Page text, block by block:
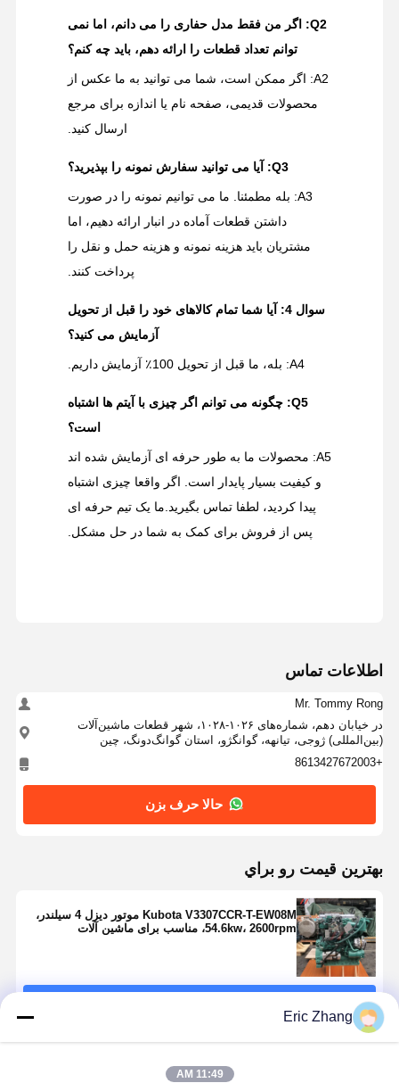
Q2: اگر من فقط مدل حفاری را می دانم، اما نمی
توانم تعداد قطعات را ارائه دهم، باید چه کنم؟
A2: اگر ممکن است، شما می توانید به ما عکس از
محصولات قدیمی، صفحه نام یا اندازه برای مرجع
ارسال کنید.
Q3: آیا می توانید سفارش نمونه را بپذیرید؟
A3: بله مطمئنا. ما می توانیم نمونه را در صورت
داشتن قطعات آماده در انبار ارائه دهیم، اما
مشتریان باید هزینه نمونه و هزینه حمل و نقل را
پرداخت کنند.
سوال 4: آیا شما تمام کالاهای خود را قبل از تحویل
آزمایش می کنید؟
A4: بله، ما قبل از تحویل 100٪ آزمایش داریم.
Q5: چگونه می توانم اگر چیزی با آیتم ها اشتباه
است؟
A5: محصولات ما به طور حرفه ای آزمایش شده اند
و کیفیت بسیار پایدار است. اگر واقعا چیزی اشتباه
پیدا کردید، لطفا تماس بگیرید.ما یک تیم حرفه ای
پس از فروش برای کمک به شما در حل مشکل.
اطلاعات تماس
Mr. Tommy Rong
در خیابان دهم، شماره‌های ۱۰۲۶-۱۰۲۸، شهر قطعات ماشین‌آلات
(بین‌المللی) ژوجی، تیانهه، گوانگژو، استان گوانگ‌دونگ، چین
+8613427672003
حالا حرف بزن
بهترين قيمت رو براي
Kubota V3307CCR-T-EW08M موتور دیزل 4 سیلندر،
54.6kw، 2600rpm، مناسب برای ماشین آلات
کشاورزی
Eric Zhang
11:49 AM